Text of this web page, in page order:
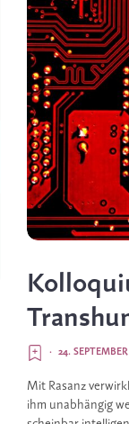
24.
·
Mit Rasanz
ihm unabhängig